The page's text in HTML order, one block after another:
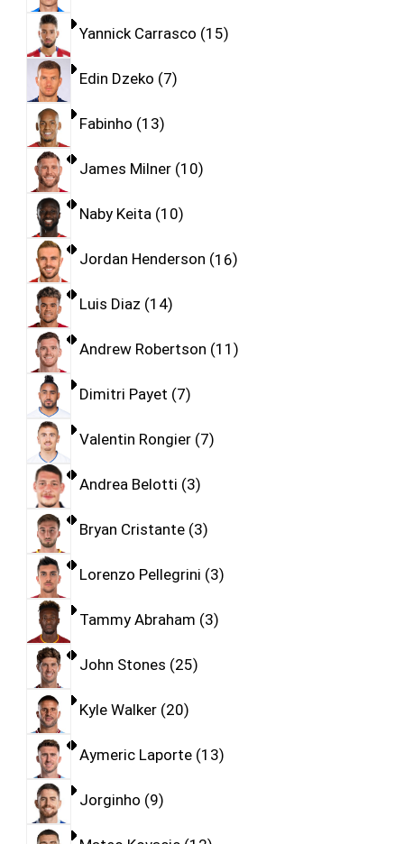
Yannick Carrasco 15
Edin Dzeko 7
Fabinho 13
James Milner 10
Naby Keita 10
Jordan Henderson 16
Luis Diaz 14
Andrew Robertson 11
Dimitri Payet 7
Valentin Rongier 7
Andrea Belotti 3
Bryan Cristante 3
Lorenzo Pellegrini 3
Tammy Abraham 3
John Stones 25
Kyle Walker 20
Aymeric Laporte 13
Jorginho 9